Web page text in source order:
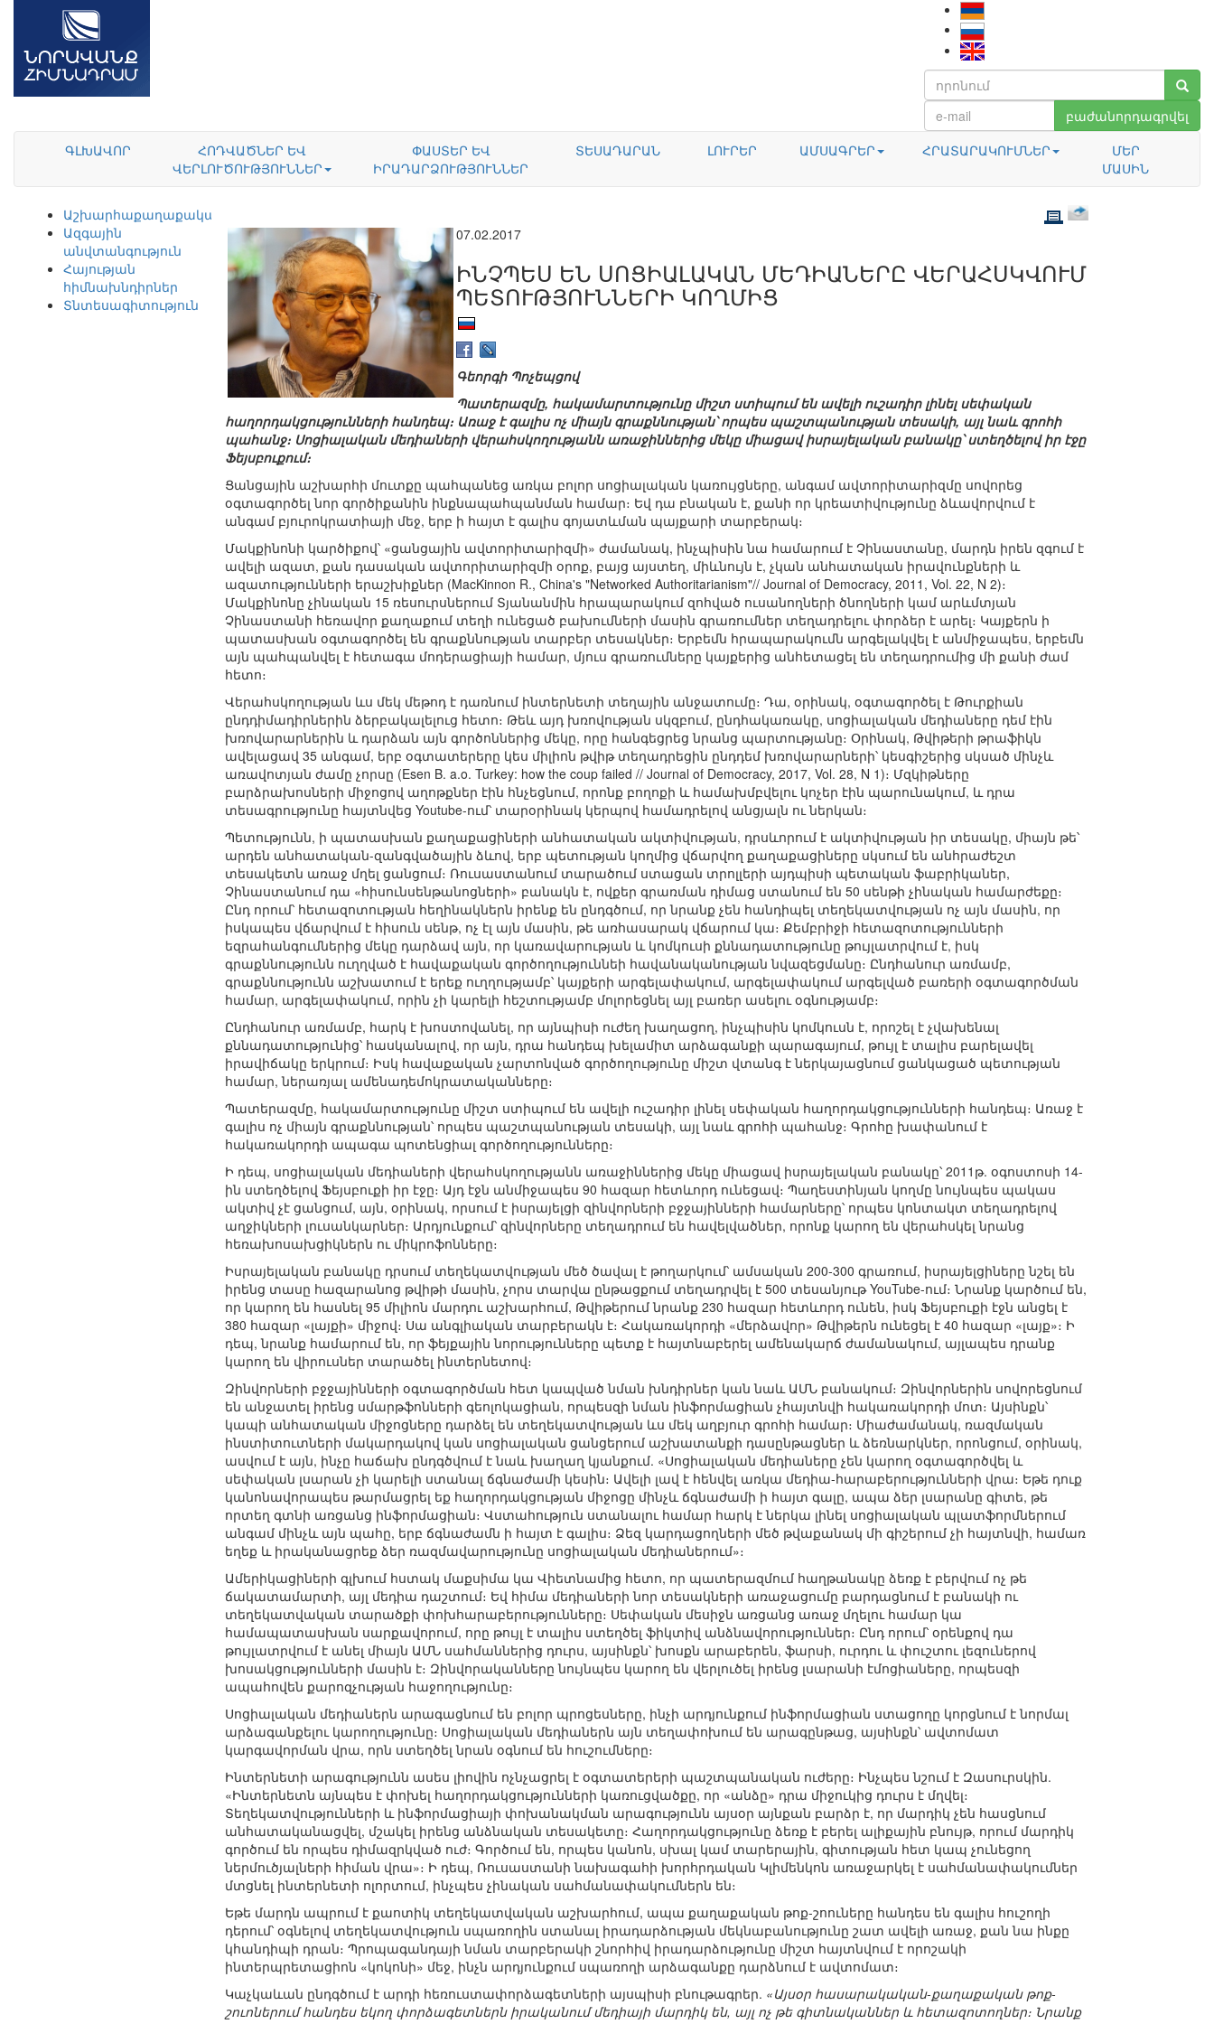
բաժանորդագրվել
ԳԼԽԱՎՈՐ
ՀՈԴՎԱԾՆԵՐ ԵՎ
ՎԵՐԼՈՒԾՈՒԹՅՈՒՆՆԵՐ
ՓԱՍՏԵՐ ԵՎ
ԻՐԱԴԱՐՁՈՒԹՅՈՒՆՆԵՐ
ՏԵՍԱԴԱՐԱՆ ԼՈՒՐԵՐ ԱՄՍԱԳՐԵՐ ՀՐԱՏԱՐԱԿՈՒՄՆԵՐ
ՄԵՐ
ՄԱՍԻՆ
Աշխարհաքաղաքականություն
Ազգային
անվտանգություն
Հայության
հիմնախնդիրներ
Տնտեսագիտություն
07.02.2017
ԻՆՉՊԵՍ ԵՆ ՍՈՑԻԱԼԱԿԱՆ ՄԵԴԻԱՆԵՐԸ ՎԵՐԱՀՍԿՎՈՒՄ
ՊԵՏՈՒԹՅՈՒՆՆԵՐԻ ԿՈՂՄԻՑ
Գեորգի Պոչեպցով
Պատերազմը, հակամարտությունը միշտ ստիպում են ավելի ուշադիր լինել սեփական
հաղորդակցությունների հանդեպ։ Առաջ է գալիս ոչ միայն գրաքննության՝ որպես պաշտպանության տեսակի, այլ նաև գրոհի
պահանջ։ Սոցիալական մեդիաների վերահսկողությանն առաջիններից մեկը միացավ իսրայելական բանակը՝ ստեղծելով իր էջը
Ֆեյսբուքում։
Ցանցային աշխարհի մուտքը պահպանեց առկա բոլոր սոցիալական կառույցները, անգամ ավտորիտարիզմը սովորեց
օգտագործել նոր գործիքանին ինքնապահպանման համար։ Եվ դա բնական է, քանի որ կրեատիվությունը ձևավորվում է
անգամ բյուրոկրատիայի մեջ, երբ ի հայտ է գալիս գոյատևման պայքարի տարբերակ։
Մակքինոնի կարծիքով՝ «ցանցային ավտորիտարիզմի» ժամանակ, ինչպիսին նա համարում է Չինաստանը, մարդն իրեն զգում է
ավելի ազատ, քան դասական ավտորիտարիզմի օրոք, բայց այստեղ, միևնույն է, չկան անհատական իրավունքների և
ազատությունների երաշխիքներ (MacKinnon R., China's "Networked Authoritarianism"// Journal of Democracy, 2011, Vol. 22, N 2)։
Մակքինոնը չինական 15 ռեսուրսներում Տյանանմին հրապարակում զոհված ուսանողների ծնողների կամ արևմտյան
Չինաստանի հեռավոր քաղաքում տեղի ունեցած բախումների մասին գրառումներ տեղադրելու փորձեր է արել։ Կայքերն ի
պատասխան օգտագործել են գրաքննության տարբեր տեսակներ։ Երբեմն հրապարակումն արգելակվել է անմիջապես, երբեմն
այն պահպանվել է հետագա մոդերացիայի համար, մյուս գրառումները կայքերից անհետացել են տեղադրումից մի քանի ժամ
հետո։
Վերահսկողության ևս մեկ մեթոդ է դառնում ինտերնետի տեղային անջատումը։ Դա, օրինակ, օգտագործել է Թուրքիան
ընդդիմադիրներին ձերբակալելուց հետո։ Թեև այդ խռովության սկզբում, ընդհակառակը, սոցիալական մեդիաները դեմ էին
խռովարարներին և դարձան այն գործոններից մեկը, որը հանգեցրեց նրանց պարտությանը։ Օրինակ, Թվիթերի թրաֆիկն
ավելացավ 35 անգամ, երբ օգտատերերը կես միլիոն թվիթ տեղադրեցին ընդդեմ խռովարարների՝ կեսգիշերից սկսած մինչև
առավոտյան ժամը չորսը (Esen B. a.o. Turkey: how the coup failed // Journal of Democracy, 2017, Vol. 28, N 1)։ Մզկիթները
բարձրախոսների միջոցով աղոթքներ էին հնչեցնում, որոնք բողոքի և համախմբվելու կոչեր էին պարունակում, և դրա
տեսագրությունը հայտնվեց Youtube-ում՝ տարօրինակ կերպով համադրելով անցյալն ու ներկան։
Պետությունն, ի պատասխան քաղաքացիների անհատական ակտիվության, դրսևորում է ակտիվության իր տեսակը, միայն թե՝
արդեն անհատական-զանգվածային ձևով, երբ պետության կողմից վճարվող քաղաքացիները սկսում են անհրաժեշտ
տեսակետն առաջ մղել ցանցում։ Ռուսաստանում տարածում ստացան տրոլլերի այդպիսի պետական ֆաբրիկաներ,
Չինաստանում դա «հիսունսենթանոցների» բանակն է, ովքեր գրառման դիմաց ստանում են 50 սենթի չինական համարժեքը։
Ընդ որում՝ հետազոտության հեղինակներն իրենք են ընդգծում, որ նրանք չեն հանդիպել տեղեկատվության ոչ այն մասին, որ
իսկապես վճարվում է հիսուն սենթ, ոչ էլ այն մասին, թե առհասարակ վճարում կա։ Քեմբրիջի հետազոտությունների
եզրահանգումներից մեկը դարձավ այն, որ կառավարության և կոմկուսի քննադատությունը թույլատրվում է, իսկ
գրաքննությունն ուղղված է հավաքական գործողություննեի հավանականության նվազեցմանը։ Ընդհանուր առմամբ,
գրաքննությունն աշխատում է երեք ուղղությամբ՝ կայքերի արգելափակում, արգելափակում արգելված բառերի օգտագործման
համար, արգելափակում, որին չի կարելի հեշտությամբ մոլորեցնել այլ բառեր ասելու օգնությամբ։
Ընդհանուր առմամբ, հարկ է խոստովանել, որ այնպիսի ուժեղ խաղացող, ինչպիսին կոմկուսն է, որոշել է չվախենալ
քննադատությունից՝ հասկանալով, որ այն, դրա հանդեպ խելամիտ արձագանքի պարագայում, թույլ է տալիս բարելավել
իրավիճակը երկրում։ Իսկ հավաքական չարտոնված գործողությունը միշտ վտանգ է ներկայացնում ցանկացած պետության
համար, ներառյալ ամենադեմոկրատականները։
Պատերազմը, հակամարտությունը միշտ ստիպում են ավելի ուշադիր լինել սեփական հաղորդակցությունների հանդեպ։ Առաջ է
գալիս ոչ միայն գրաքննության՝ որպես պաշտպանության տեսակի, այլ նաև գրոհի պահանջ։ Գրոհը խափանում է
հակառակորդի ապագա պոտենցիալ գործողությունները։
Ի դեպ, սոցիալական մեդիաների վերահսկողությանն առաջիններից մեկը միացավ իսրայելական բանակը՝ 2011թ. օգոստոսի 14-
ին ստեղծելով Ֆեյսբուքի իր էջը։ Այդ էջն անմիջապես 90 հազար հետևորդ ունեցավ։ Պաղեստինյան կողմը նույնպես պակաս
ակտիվ չէ ցանցում, այն, օրինակ, որսում է իսրայելցի զինվորների բջջայինների համարները՝ որպես կոնտակտ տեղադրելով
աղջիկների լուսանկարներ։ Արդյունքում՝ զինվորները տեղադրում են հավելվածներ, որոնք կարող են վերահսկել նրանց
հեռախոսախցիկներն ու միկրոֆոնները։
Իսրայելական բանակը դրսում տեղեկատվության մեծ ծավալ է թողարկում՝ ամսական 200-300 գրառում, իսրայելցիները նշել են
իրենց տասը հազարանոց թվիթի մասին, չորս տարվա ընթացքում տեղադրվել է 500 տեսանյութ YouTube-ում։ Նրանք կարծում են,
որ կարող են հասնել 95 միլիոն մարդու աշխարհում, Թվիթերում նրանք 230 հազար հետևորդ ունեն, իսկ Ֆեյսբուքի էջն անցել է
380 հազար «լայքի» միջով։ Սա անգլիական տարբերակն է։ Հակառակորդի «մերձավոր» Թվիթերն ունեցել է 40 հազար «լայք»։ Ի
դեպ, նրանք համարում են, որ ֆեյքային նորությունները պետք է հայտնաբերել ամենակարճ ժամանակում, այլապես դրանք
կարող են վիրուսներ տարածել ինտերնետով։
Զինվորների բջջայինների օգտագործման հետ կապված նման խնդիրներ կան նաև ԱՄՆ բանակում։ Զինվորներին սովորեցնում
են անջատել իրենց սմարթֆոնների գեոլոկացիան, որպեսզի նման ինֆորմացիան չհայտնվի հակառակորդի մոտ։ Այսինքն՝
կապի անհատական միջոցները դարձել են տեղեկատվության ևս մեկ աղբյուր գրոհի համար։ Միաժամանակ, ռազմական
ինստիտուտների մակարդակով կան սոցիալական ցանցերում աշխատանքի դասընթացներ և ձեռնարկներ, որոնցում, օրինակ,
ասվում է այն, ինչը հաճախ ընդգծվում է նաև խաղաղ կյանքում. «Սոցիալական մեդիաները չեն կարող օգտագործվել և
սեփական լսարան չի կարելի ստանալ ճգնաժամի կեսին։ Ավելի լավ է հենվել առկա մեդիա-հարաբերությունների վրա։ Եթե դուք
կանոնավորապես թարմացրել եք հաղորդակցության միջոցը մինչև ճգնաժամի ի հայտ գալը, ապա ձեր լսարանը գիտե, թե
որտեղ գտնի առցանց ինֆորմացիան։ Վստահություն ստանալու համար հարկ է ներկա լինել սոցիալական պլատֆորմներում
անգամ մինչև այն պահը, երբ ճգնաժամն ի հայտ է գալիս։ Ձեզ կարդացողների մեծ թվաքանակ մի գիշերում չի հայտնվի, համառ
եղեք և իրականացրեք ձեր ռազմավարությունը սոցիալական մեդիաներում»։
Ամերիկացիների գլխում հստակ մաքսիմա կա Վիետնամից հետո, որ պատերազմում հաղթանակը ձեռք է բերվում ոչ թե
ճակատամարտի, այլ մեդիա դաշտում։ Եվ հիմա մեդիաների նոր տեսակների առաջացումը բարդացնում է բանակի ու
տեղեկատվական տարածքի փոխհարաբերությունները։ Սեփական մեսիջն առցանց առաջ մղելու համար կա
համապատասխան սարքավորում, որը թույլ է տալիս ստեղծել ֆիկտիվ անձնավորություններ։ Ընդ որում՝ օրենքով դա
թույլատրվում է անել միայն ԱՄՆ սահմաններից դուրս, այսինքն՝ խոսքն արաբերեն, ֆարսի, ուրդու և փուշտու լեզուներով
խոսակցությունների մասին է։ Զինվորականները նույնպես կարող են վերլուծել իրենց լսարանի էմոցիաները, որպեսզի
ապահովեն քարոզչության հաջողությունը։
Սոցիալական մեդիաներն արագացնում են բոլոր պրոցեսները, ինչի արդյունքում ինֆորմացիան ստացողը կորցնում է նորմալ
արձագանքելու կարողությունը։ Սոցիալական մեդիաներն այն տեղափոխում են արագընթաց, այսինքն՝ ավտոմատ
կարգավորման վրա, որն ստեղծել նրան օգնում են հուշումները։
Ինտերնետի արագությունն ասես լիովին ոչնչացրել է օգտատերերի պաշտպանական ուժերը։ Ինչպես նշում է Զասուրսկին.
«Ինտերնետն այնպես է փոխել հաղորդակցությունների կառուցվածքը, որ «անձը» դրա միջուկից դուրս է մղվել։
Տեղեկատվությունների և ինֆորմացիայի փոխանակման արագությունն այսօր այնքան բարձր է, որ մարդիկ չեն հասցնում
անհատականացվել, մշակել իրենց անձնական տեսակետը։ Հաղորդակցությունը ձեռք է բերել ալիքային բնույթ, որում մարդիկ
գործում են որպես դիմազրկված ուժ։ Գործում են, որպես կանոն, սխալ կամ տարերային, գիտության հետ կապ չունեցող
ներմուծյալների հիման վրա»։ Ի դեպ, Ռուսաստանի նախագահի խորհրդական Կլիմենկոն առաջարկել է սահմանափակումներ
մտցնել ինտերնետի ոլորտում, ինչպես չինական սահմանափակումներն են։
Եթե մարդն ապրում է քաոտիկ տեղեկատվական աշխարհում, ապա քաղաքական թոք-շոուները հանդես են գալիս հուշողի
դերում՝ օգնելով տեղեկատվություն սպառողին ստանալ իրադարձության մեկնաբանությունը շատ ավելի առաջ, քան նա ինքը
կհանդիպի դրան։ Պրոպագանդայի նման տարբերակի շնորհիվ իրադարձությունը միշտ հայտնվում է որոշակի
ինտերպրետացիոն «կոկոնի» մեջ, ինչն արդյունքում սպառողի արձագանքը դարձնում է ավտոմատ։
Կաչկաևան ընդգծում է արդի հեռուստափորձագետների այսպիսի բնութագրեր. «Այսօր հասարակական-քաղաքական թոք-
շուոներում հանդես եկող փորձագետներն իրականում մեդիայի մարդիկ են, այլ ոչ թե գիտնականներ և հետազոտողներ։ Նրանք